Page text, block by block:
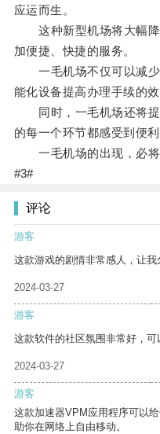
应运而生。
这种新型机场将大幅降
加便捷、快捷的服务。
一毛机场不仅可以减少
能化设备提高办理手续的效
同时，一毛机场还将提
的每一个环节都感受到便利
一毛机场的出现，必将
#3#
评论
游客
这款游戏的剧情非常感人，让我
2024-03-27
游客
这款软件的社区氛围非常好，可
2024-03-27
游客
这款加速器VPM应用程序可以
助你在网络上自由移动。